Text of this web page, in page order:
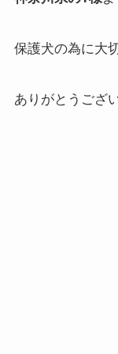
保護犬の為に大
ありがとうござ